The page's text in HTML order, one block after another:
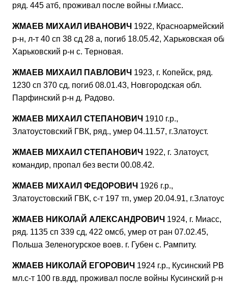
ряд. 445 атб, проживал после войны г.Миасс.
ЖМАЕВ МИХАИЛ ИВАНОВИЧ 1922, Красноармейский
р-н, л-т 40 сп 38 сд 28 а, погиб 18.05.42, Харьковская
Харьковский р-н с. Терновая.
ЖМАЕВ МИХАИЛ ПАВЛОВИЧ 1923, г. Копейск, ряд.
1230 сп 370 сд, погиб 08.01.43, Новгородская обл.
Парфинский р-н д. Радово.
ЖМАЕВ МИХАИЛ СТЕПАНОВИЧ 1910 г.р.,
Златоустовский ГВК, ряд., умер 04.11.57, г.Златоуст.
ЖМАЕВ МИХАИЛ СТЕПАНОВИЧ 1922, г. Златоуст,
командир, пропал без вести 00.08.42.
ЖМАЕВ МИХАИЛ ФЕДОРОВИЧ 1926 г.р.,
Златоустовский ГВК, с-т 197 тп, умер 20.04.91,
ЖМАЕВ НИКОЛАЙ АЛЕКСАНДРОВИЧ 1924, г. Миасс,
ряд. 1135 сп 339 сд, 422 омсб, умер от ран 07.02.45,
Польша Зеленогурское воев. г. Губен с. Рампиту.
ЖМАЕВ НИКОЛАЙ ЕГОРОВИЧ 1924 г.р., Кусинский
мл.с-т 100 гв.вдд, проживал после войны Кусинский р-н